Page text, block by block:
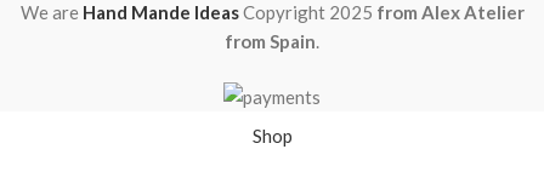
We are Hand Mande IdeasCopyright2025 from Alex Atelier
from Spain.
Shop